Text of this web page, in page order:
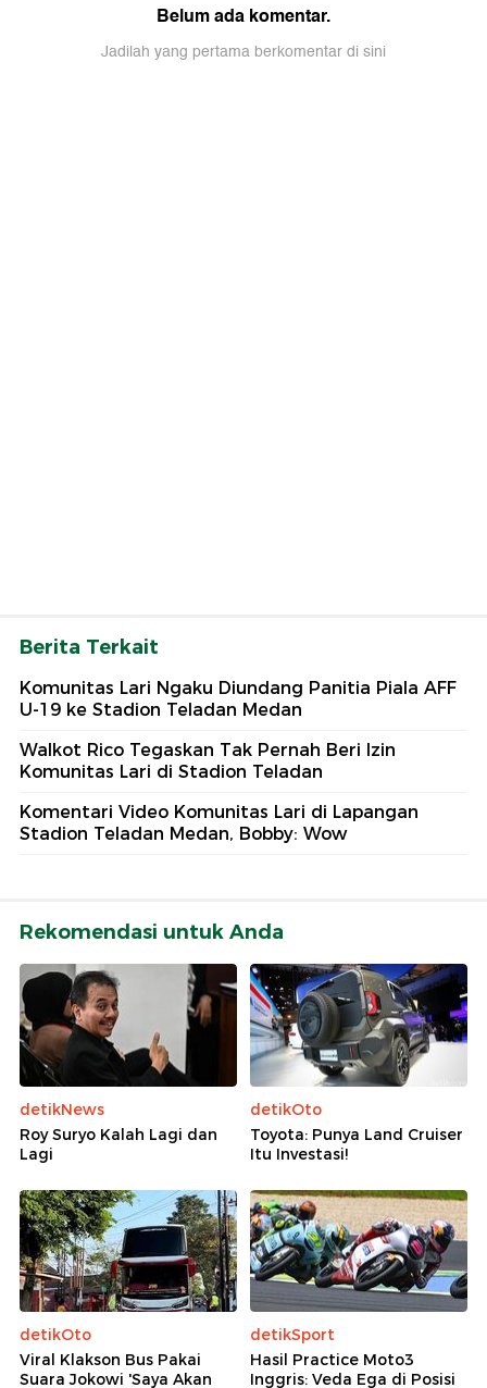
Belum ada komentar.
Jadilah yang pertama berkomentar di sini
Berita Terkait
Komunitas Lari Ngaku Diundang Panitia Piala AFF
U-19 ke Stadion Teladan Medan
Walkot Rico Tegaskan Tak Pernah Beri Izin
Komunitas Lari di Stadion Teladan
Komentari Video Komunitas Lari di Lapangan
Stadion Teladan Medan, Bobby: Wow
Rekomendasi untuk Anda
detikNews
Roy Suryo Kalah Lagi dan
Lagi
detikOto
Toyota: Punya Land Cruiser
Itu Investasi!
detikOto
Viral Klakson Bus Pakai
Suara Jokowi 'Saya Akan
detikSport
Hasil Practice Moto3
Inggris: Veda Ega di Posisi